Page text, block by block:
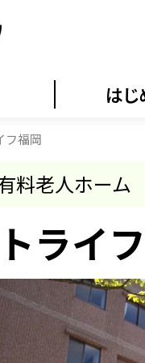
は
フ福岡
料老人ホーム
ライ